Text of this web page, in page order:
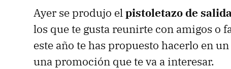
Ayer se produjo elpistoletazo de
los que te gusta reunirte con amigos o
este año te has propuesto hacerlo en
una promoción que te va a interesar.